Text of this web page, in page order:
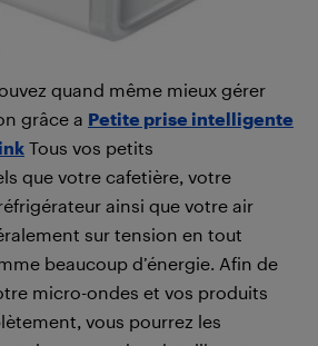
quand même mieux gérer
grâce a Petite prise intelligente
Tous vos petits
que votre cafetière, votre
ainsi que votre air
sur tension en tout
beaucoup d’énergie. Afin de
micro-ondes et vos produits
vous pourrez les